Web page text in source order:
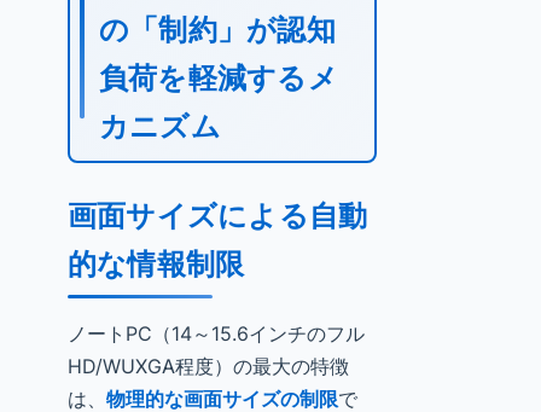
の「制約」が認知
負荷を軽減するメ
カニズム
画面サイズによる自動
的な情報制限
ノートPC（14～15.6インチのフル
HD/WUXGA程度）の最大の特徴
は、 物理的な画面サイズの制限で